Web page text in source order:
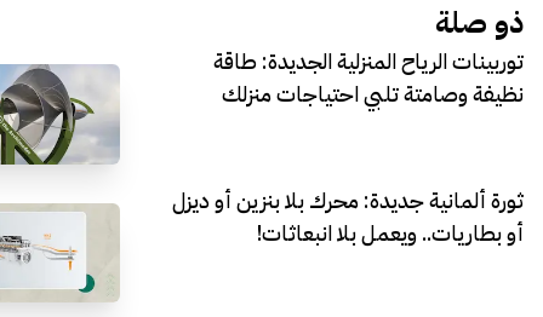
ذو صلة
توربينات الرياح المنزلية الجديدة: طاقة
نظيفة وصامتة تلبي احتياجات منزلك
ثورة ألمانية جديدة: محرك بلا بنزين أو ديزل
أو بطاريات.. ويعمل بلا انبعاثات!